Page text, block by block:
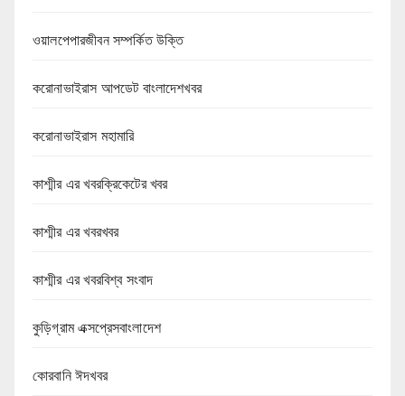
ওয়ালপেপারজীবন সম্পর্কিত উক্তি
করোনাভাইরাস আপডেট বাংলাদেশখবর
করোনাভাইরাস মহামারি
কাশ্মীর এর খবরক্রিকেটের খবর
কাশ্মীর এর খবরখবর
কাশ্মীর এর খবরবিশ্ব সংবাদ
কুড়িগ্রাম এক্সপ্রেসবাংলাদেশ
কোরবানি ঈদখবর